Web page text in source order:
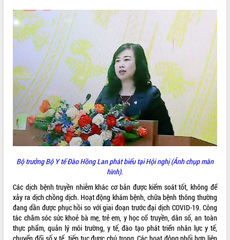
THỐNG KÊ TRUY CẬP
Hôm nay: 14871
Tất cả: 65991013
Bộ trưởng Bộ Y tế Đào Hồng Lan phát biểu tại Hội nghị (Ảnh chụp màn
hình).
Các dịch bệnh truyền nhiễm khác cơ bản được kiểm soát tốt, không để
xảy ra dịch chồng dịch. Hoạt động khám bệnh, chữa bệnh thông thường
đang dần được phục hồi so với giai đoạn trước đại dịch COVID-19. Công
tác chăm sóc sức khoẻ bà mẹ, trẻ em, y học cổ truyền, dân số, an toàn
thực phẩm, quản lý môi trường, y tế, đào tạo phát triển nhân lực y tế,